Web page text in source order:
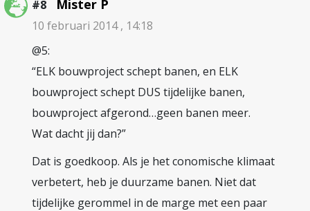
#8 Mister P
10 februari 2014 , 14:18
@5:
“ELK bouwproject schept banen, en ELK
bouwproject schept DUS tijdelijke banen,
bouwproject afgerond…geen banen meer.
Wat dacht jij dan?”
Dat is goedkoop. Als je het conomische klimaat
verbetert, heb je duurzame banen. Niet dat
tijdelijke gerommel in de marge met een paar